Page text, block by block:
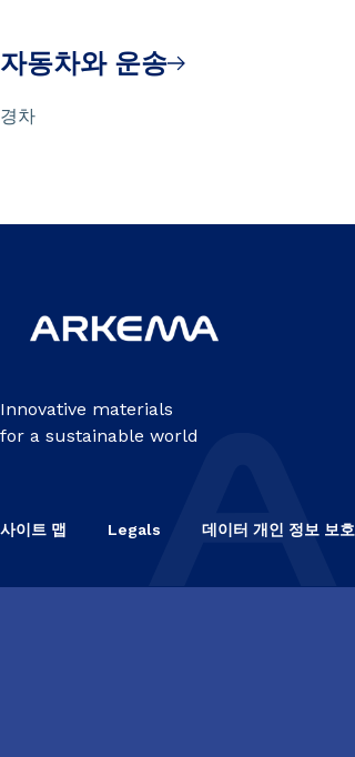
자동차와 운송
경차
Innovative materials
for a sustainable world
사이트 맵 Legals 데이터 개인 정보 보호